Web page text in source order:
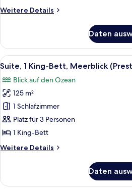
(Premium)
Weitere Details
Weitere
Zimmer,
1 King-
Bett,
(Premium)
Daten
Alle
Fotos
für
Suite,
1 King-
Bett,
Meerblick
anzeigen
Ein
10
Suite, 1 King-Bett, Meerblick
Blick auf den Ozean
125 m²
1 Schlafzimmer
Platz für 3 Personen
1 King-Bett
Weitere Details
Weitere
1 King-
Daten